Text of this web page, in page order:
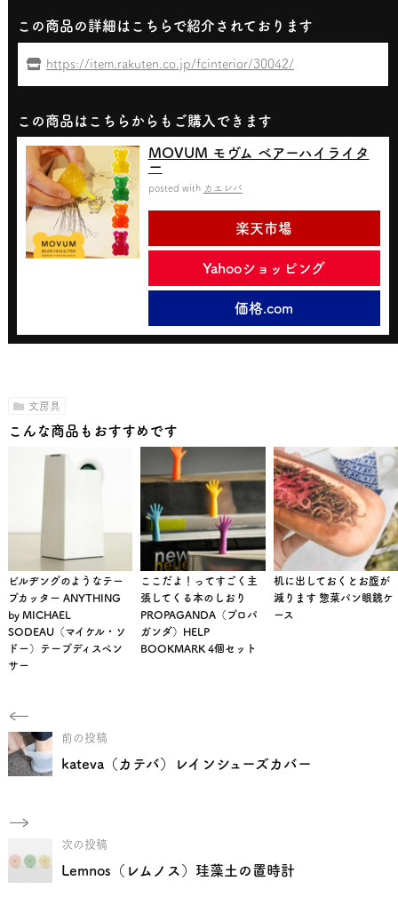
この商品の詳細はこちらで紹介されております
https://item.rakuten.co.jp/fcinterior/30042/
この商品はこちらからもご購入できます
MOVUM モヴム ベアーハイライタ
ー
posted with カエレバ
楽天市場
Yahooショッピング
価格.com
文房具
こんな商品もおすすめです
ビルヂングのようなテー
プカッター ANYTHING
by MICHAEL
SODEAU（マイケル・ソ
ドー）テープディスペン
サー
ここだよ！ってすごく主
張してくる本のしおり
PROPAGANDA（プロパ
ガンダ）HELP
BOOKMARK 4個セット
机に出しておくとお腹が
減ります 惣菜パン眼鏡ケ
ース
前の投稿
kateva（カテバ）レインシューズカバー
次の投稿
Lemnos（レムノス）珪藻土の置時計